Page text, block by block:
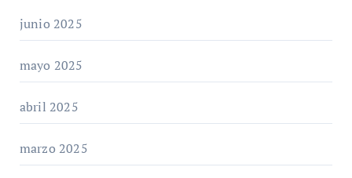
junio 2025
mayo 2025
abril 2025
marzo 2025